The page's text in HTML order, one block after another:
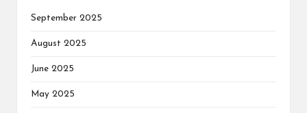
September 2025
August 2025
June 2025
May 2025